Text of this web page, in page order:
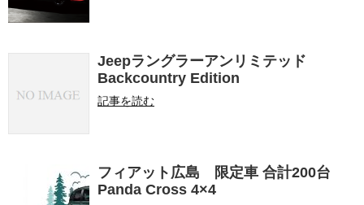
Jeepラングラーアンリミテッド
Backcountry Edition
記事を読む
フィアット広島 限定車 合計200台
Panda Cross 4×4